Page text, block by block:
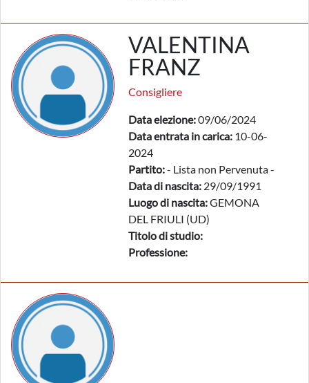
VALENTINA
FRANZ
Consigliere
Data elezione:09/06/2024
Data entrata in carica: 10-06-
2024
Partito:- Lista non Pervenuta -
Data di nascita: 29/09/1991
Luogo di nascita:GEMONA
DEL FRIULI (UD)
Titolo di studio:
Professione: